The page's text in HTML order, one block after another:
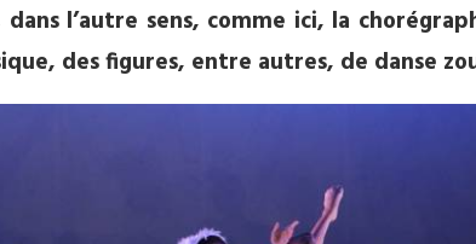
dans l’autre sens, comme ici, la
des figures, entre autres, de danse